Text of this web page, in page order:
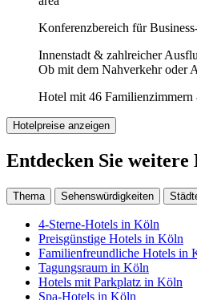
Konferenzbereich für
Innenstadt & zahlreicher
Ob mit dem Nahverkehr oder
Hotel mit 46 Familienzimmern
Hotelpreise anzeigen
Entdecken Sie weitere
Thema Sehenswürdigkeiten
4-Sterne-Hotels in Köln
Preisgünstige Hotels in Köln
Familienfreundliche Hotels in
Tagungsraum in Köln
Hotels mit Parkplatz in Köln
Spa-Hotels in Köln